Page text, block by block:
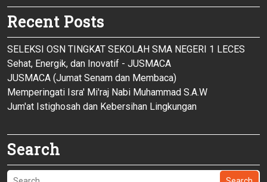
Recent Posts
SELEKSI OSN TINGKAT SEKOLAH SMA NEGERI 1 LECES
Sehat, Energik, dan Inovatif - JUSMACA
JUSMACA (Jumat Senam dan Membaca)
Memperingati Isra' Mi'raj Nabi Muhammad S.A.W
Jum'at Istighosah dan Kebersihan Lingkungan
Search